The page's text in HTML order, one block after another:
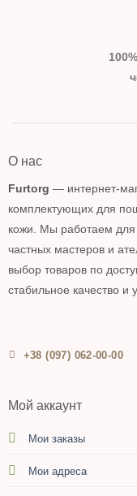
О нас
Furtorg — интернет-
комплектующих для
кожи. Мы работаем для
частных мастеров и
выбор товаров по
стабильное качество и
+38 (097) 062-00-00
Мой аккаунт
Мои заказы
Мои адреса